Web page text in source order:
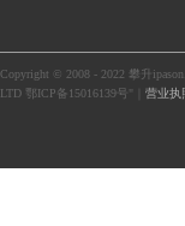
Copyright © 2008 - 2022 攀升
LTD 鄂ICP备15016139号"｜ 营业执